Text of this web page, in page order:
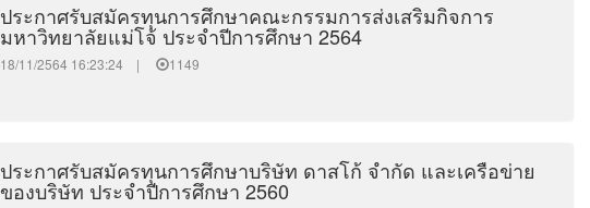
ประกาศรับสมัครทุนการศึกษาคณะกรรมการส่งเสริมกิจการ
มหาวิทยาลัยแม่โจ้ ประจำปีการศึกษา 2564
18/11/2564 16:23:24 | 1149
ประกาศรับสมัครทุนการศึกษาบริษัท ดาสโก้ จำกัด และเครือข่าย
ของบริษัท ประจำปีการศึกษา 2560